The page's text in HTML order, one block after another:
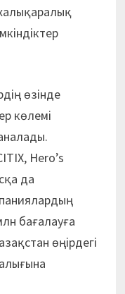
өзінде
көлемі
Hero’s
да
бағалауға
өңірдегі